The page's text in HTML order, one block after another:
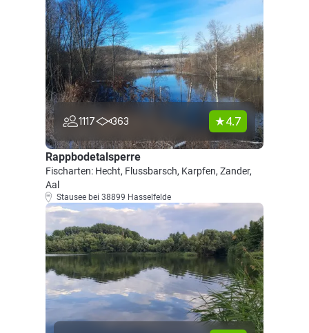
1117 363 4.7
Rappbodetalsperre
Fischarten: Hecht, Flussbarsch, Karpfen, Zander,
Aal
Stausee bei 38899 Hasselfelde